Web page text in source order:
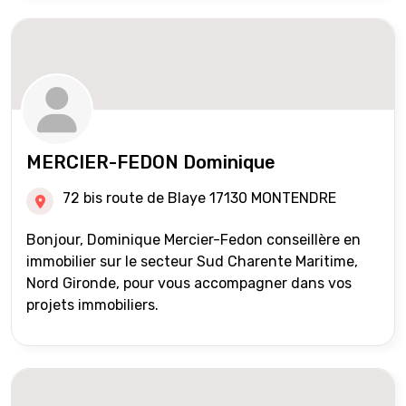
MERCIER-FEDON Dominique
72 bis route de Blaye 17130 MONTENDRE
Bonjour, Dominique Mercier-Fedon conseillère en
immobilier sur le secteur Sud Charente Maritime,
Nord Gironde, pour vous accompagner dans vos
projets immobiliers.